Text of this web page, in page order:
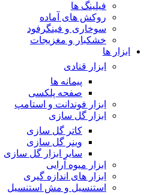
فیلینگ ها
روکش های آماده
سوخاری و فینگرفود
خشکبار و مغزیجات
ابزار ها
ابزار قنادی
پیمانه ها
صفحه پلکسی
ابزار فوندانت و استامپ
ابزار گل سازی
کاتر گل سازی
وینر گل سازی
سایر ابزار گل سازی
ابزار میوه آرایی
ابزار های اندازه گیری
استنسیل و مش استنسیل